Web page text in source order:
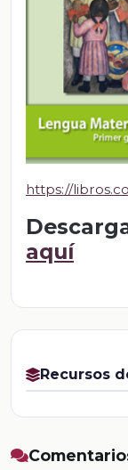
https://
aquí
Recursos